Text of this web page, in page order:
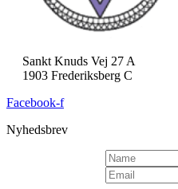
Sankt Knuds Vej 27 A
1903 Frederiksberg C
Facebook-f
Nyhedsbrev